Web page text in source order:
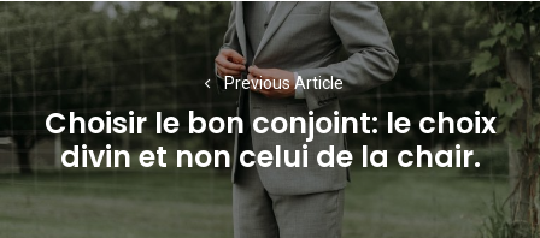
Navigation
de
l’article
Previous Article
Previous
post:
Choisir le bon conjoint: le choix
divin et non celui de la chair.